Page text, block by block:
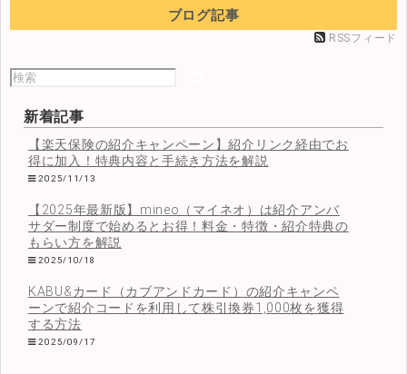
ブログ記事
RSSフィード
新着記事
【楽天保険の紹介キャンペーン】紹介リンク経由でお
得に加入！特典内容と手続き方法を解説
2025/11/13
【2025年最新版】mineo（マイネオ）は紹介アンバ
サダー制度で始めるとお得！料金・特徴・紹介特典の
もらい方を解説
2025/10/18
KABU&カード（カブアンドカード）の紹介キャンペ
ーンで紹介コードを利用して株引換券1,000枚を獲得
する方法
2025/09/17